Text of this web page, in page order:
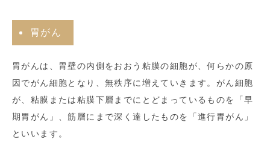
胃がん
胃がんは、胃壁の内側をおおう粘膜の細胞が、何らかの原
因でがん細胞となり、無秩序に増えていきます。がん細胞
が、粘膜または粘膜下層までにとどまっているものを「早
期胃がん」、筋層にまで深く達したものを「進行胃がん」
といいます。